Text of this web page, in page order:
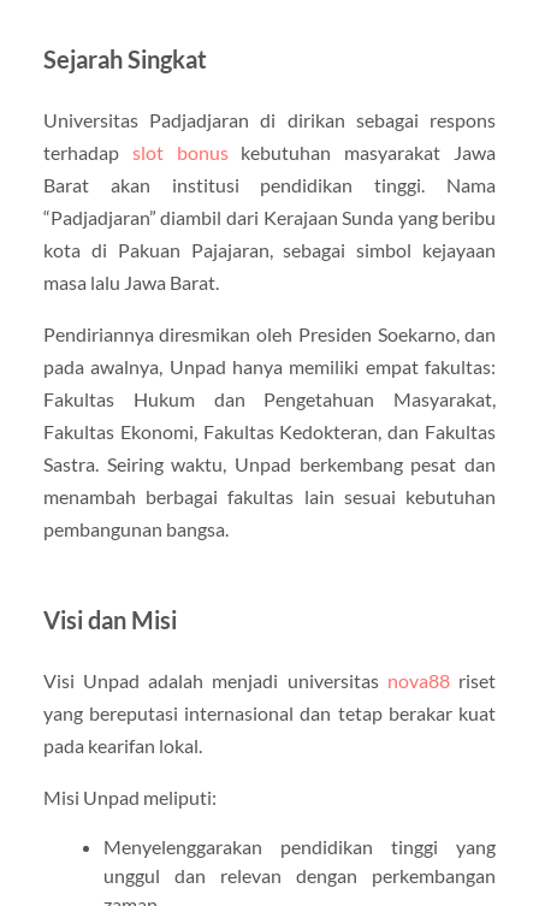
Sejarah Singkat
Universitas Padjadjaran di dirikan sebagai respons
terhadap slot bonuskebutuhan masyarakat Jawa
Barat akan institusi pendidikan tinggi. Nama
“Padjadjaran” diambil dari Kerajaan Sunda yang beribu
kota di Pakuan Pajajaran, sebagai simbol kejayaan
masa lalu Jawa Barat.
Pendiriannya diresmikan oleh Presiden Soekarno, dan
pada awalnya, Unpad hanya memiliki empat fakultas:
Fakultas Hukum dan Pengetahuan Masyarakat,
Fakultas Ekonomi, Fakultas Kedokteran, dan Fakultas
Sastra. Seiring waktu, Unpad berkembang pesat dan
menambah berbagai fakultas lain sesuai kebutuhan
pembangunan bangsa.
Visi dan Misi
Visi Unpad adalah menjadi universitas nova88riset
yang bereputasi internasional dan tetap berakar kuat
pada kearifan lokal.
Misi Unpad meliputi:
Menyelenggarakan pendidikan tinggi yang
unggul dan relevan dengan perkembangan